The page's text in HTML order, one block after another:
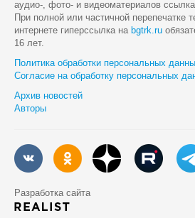
аудио-, фото- и видеоматериалов
При полной или частичной перепечатке
интернете гиперссылка на bgtrk.ru
16 лет.
Политика обработки персональных
Согласие на обработку персональных
Архив новостей
Авторы
Разработка сайта